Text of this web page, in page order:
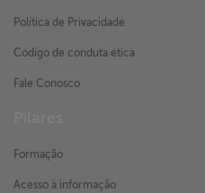
Política de Privacidade
Código de conduta ética
Fale Conosco
Formação
Acesso à informação